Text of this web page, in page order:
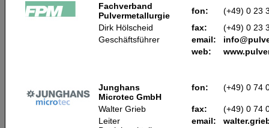
Fachverband
Pulvermetallurgie
fon:
(+49) 0 23
Dirk Hölscheid
fax:
(+49) 0 23
Geschäftsführer
email:
web:
Junghans
Microtec GmbH
fon: (+49) 0 74
Walter Grieb fax:
(+49) 0 74
Leiter
email: